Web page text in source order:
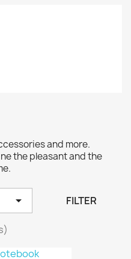
and more.
the pleasant and the
 FILTER